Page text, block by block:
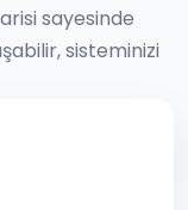
sayesinde
sisteminizi